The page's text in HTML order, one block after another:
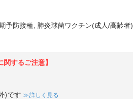
予防接種 肺炎球菌ワクチン(成人/高齢者)
関するご注意】
)です 詳しく見る